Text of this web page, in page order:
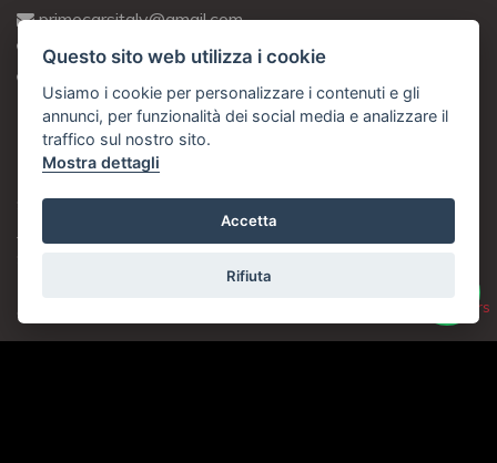
primecarsitaly@gmail.com
+39 095 2200845
Orari Di Apertura
Dal Lunedì Al Venerdì:
9:00 - 13:00 / 16:00 - 20:00
Sabato:
Chiuso
Questo sito web utilizza i cookie
Usiamo i cookie per personalizzare i contenuti e gli
annunci, per funzionalità dei social media e analizzare il
traffico sul nostro sito.
Mostra dettagli
Accetta
Rifiuta